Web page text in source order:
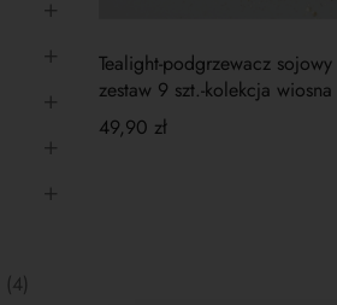
Tealight-podgrzewacz sojowy zapachowy-
zestaw 9 szt.-kolekcja wiosna
49,90 zł
(4)